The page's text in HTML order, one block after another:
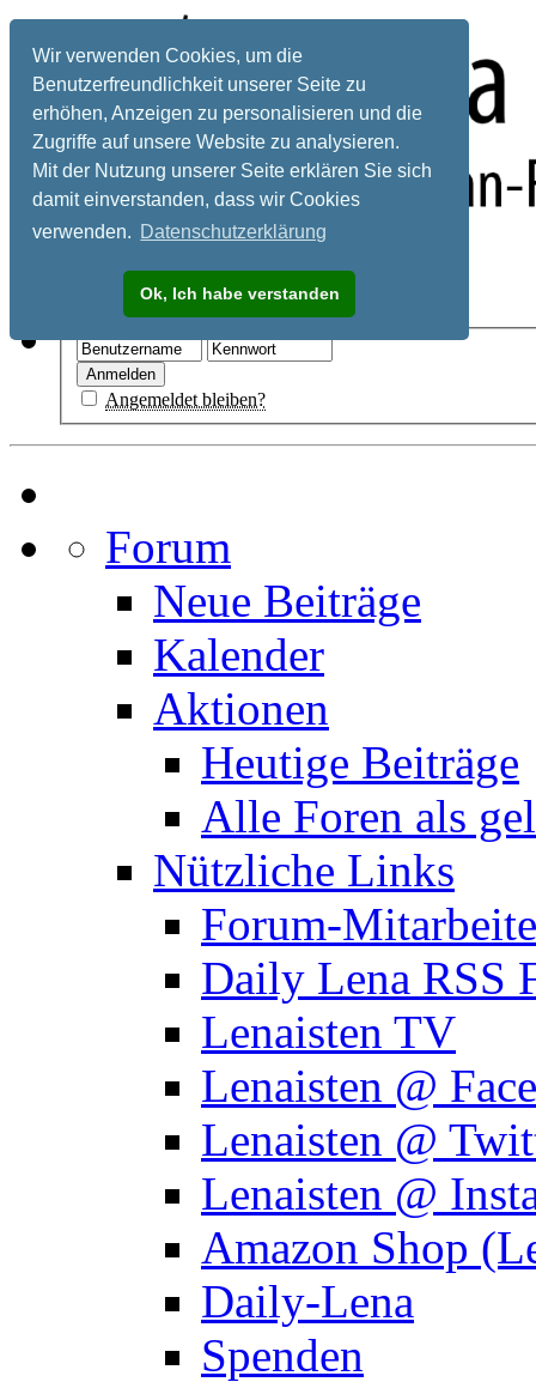
Wir verwenden Cookies, um die
Benutzerfreundlichkeit unserer Seite zu
erhöhen, Anzeigen zu personalisieren und die
Zugriffe auf unsere Website zu analysieren.
Mit der Nutzung unserer Seite erklären Sie sich
damit einverstanden, dass wir Cookies
verwenden. Datenschutzerklärung
Ok, Ich habe verstanden
Registrieren
Angemeldet bleiben?
Forum
Neue Beiträge
Kalender
Aktionen
Heutige Beiträge
Alle Foren als
Nützliche Links
Forum-
Daily Lena RSS
Lenaisten TV
Lenaisten @
Lenaisten @
Lenaisten @
Amazon Shop
Daily-Lena
Spenden